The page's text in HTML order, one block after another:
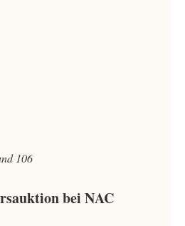
106
bei NAC